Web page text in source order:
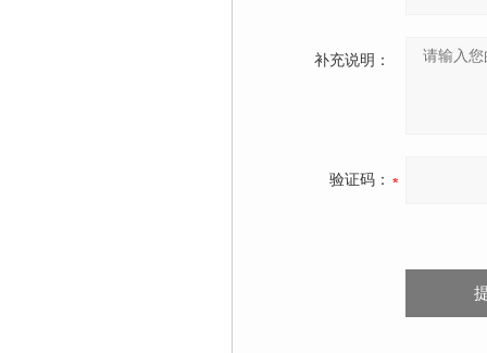
补充说明：
验证码：